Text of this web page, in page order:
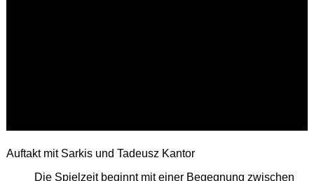
Auftakt mit Sarkis und Tadeusz Kantor
Die Spielzeit beginnt mit einer Begegnung zwischen